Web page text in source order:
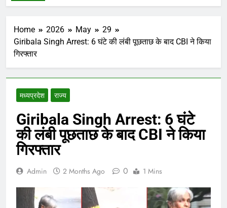
Home 2026 May
29
Giribala Singh Arrest: 6 घंटे की लंबी पूछताछ के बाद CBI ने किया
गिरफ्तार
मध्‍यप्रदेश राज्य
Giribala Singh Arrest: 6 घंटे
की लंबी पूछताछ के बाद CBI ने किया
गिरफ्तार
Admin 2 Months Ago 0 1 Mins